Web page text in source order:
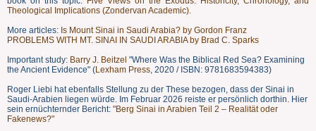
Theological Implications (‎Zondervan Academic).
More articles: Is Mount Sinai in Saudi Arabia? by Gordon Franz
PROBLEMS WITH MT. SINAI IN SAUDI ARABIA by Brad C. Sparks
Important study: Barry J. Beitzel "Where Was the Biblical Red Sea? Examining
the Ancient Evidence" (Lexham Press, 2020 / ISBN: 9781683594383)
Roger Liebi hat ebenfalls Stellung zu der These bezogen, dass der Sinai in
Saudi-Arabien liegen würde. Im Februar 2026 reiste er persönlich dorthin. Hier
sein ernüchternder Bericht: "Berg Sinai in Arabien Teil 2 – Realität oder
Fakenews?"